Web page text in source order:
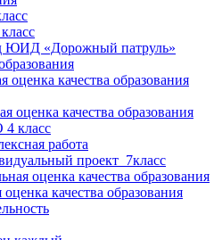
ЮИД «Дорожный патруль»
оценка качества образования
оценка качества образования
класс
работа
проект_7класс
оценка качества образования
качества образования